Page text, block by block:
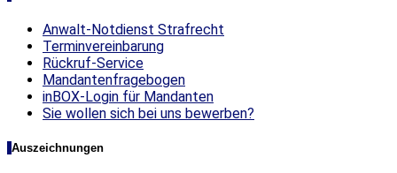
Anwalt-Notdienst Strafrecht
Terminvereinbarung
Rückruf-Service
Mandantenfragebogen
inBOX-Login für Mandanten
Sie wollen sich bei uns bewerben?
Auszeichnungen